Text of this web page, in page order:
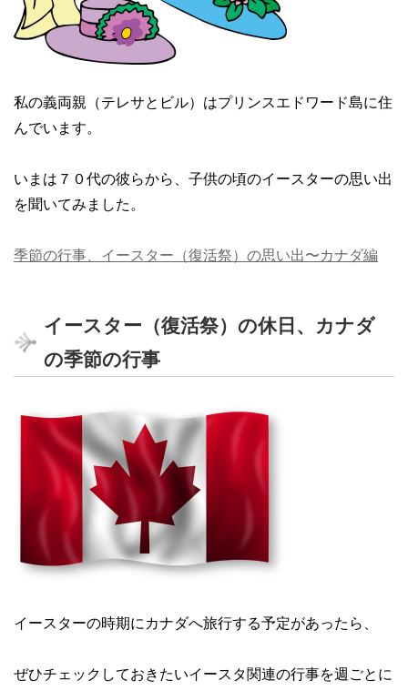
私の義両親（テレサとビル）はプリンスエドワード島に住
んでいます。
いまは７０代の彼らから、子供の頃のイースターの思い出
を聞いてみました。
季節の行事、イースター（復活祭）の思い出〜カナダ編
イースター（復活祭）の休日、カナダ
の季節の行事
イースターの時期にカナダへ旅行する予定があったら、
ぜひチェックしておきたいイースタ関連の行事を週ごとに